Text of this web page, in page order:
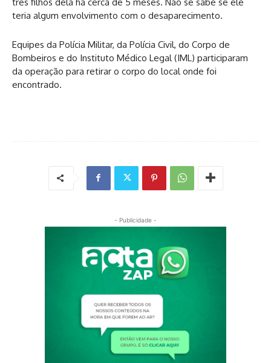
teria algum envolvimento com o desaparecimento.
Equipes da Polícia Militar, da Polícia Civil, do Corpo de
Bombeiros e do Instituto Médico Legal (IML) participaram
da operação para retirar o corpo do local onde foi
encontrado.
- Publicidade -